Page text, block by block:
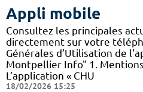
Appli mobile
Consultez les principales
directement sur votre
Générales d’Utilisation de
Montpellier Info" 1.
L’application « CHU
18/02/2026 15:25